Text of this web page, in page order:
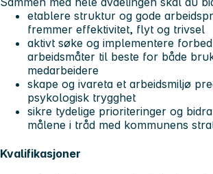
etablere struktur og gode
fremmer effektivitet, flyt og trivsel
aktivt søke og implementere
arbeidsmåter til beste for både
medarbeidere
skape og ivareta et arbeidsmiljø
psykologisk trygghet
sikre tydelige prioriteringer og
målene i tråd med kommunens
Kvalifikasjoner